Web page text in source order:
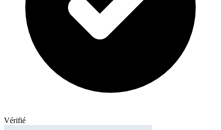
Vérifié